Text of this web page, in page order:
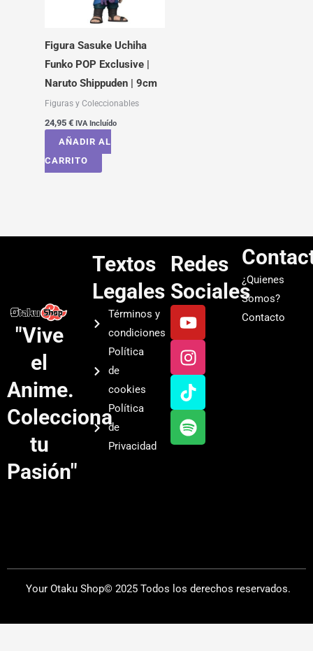
Figura Sasuke Uchiha
Funko POP Exclusive |
Naruto Shippuden | 9cm
Figuras y Coleccionables
24,95 € IVA Incluído
AÑADIR AL
CARRITO
"Vive
el
Anime.
Colecciona
tu
Pasión"
Textos
Legales
Términos y
condiciones
Política
de
cookies
Política
de
Privacidad
Redes
Sociales
Y
o
u
t
u
b
e
I
n
s
t
a
g
r
a
T
i
k
t
o
k
S
p
o
t
i
f
y
¿Quienes
Somos?
Contacto
Your Otaku Shop© 2025 Todos los derechos reservados.